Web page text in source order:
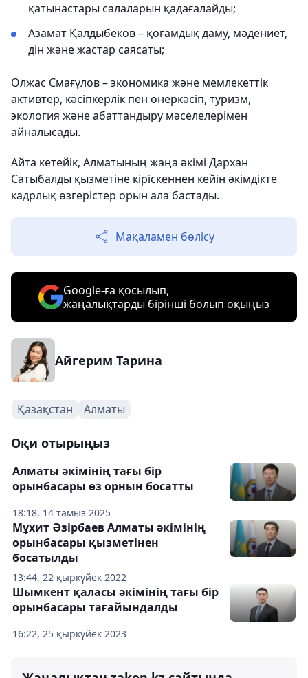
қатынастары салаларын қадағалайды;
Азамат Қалдыбеков – қоғамдық даму, мәдениет,
дін және жастар саясаты;
Олжас Смағұлов – экономика және мемлекеттік
активтер, кәсіпкерлік пен өнеркәсіп, туризм,
экология және абаттандыру мәселелерімен
айналысады.
Айта кетейік, Алматының жаңа әкімі Дархан
Сатыбалды қызметіне кіріскеннен кейін әкімдікте
кадрлық өзгерістер орын ала бастады.
Мақаламен бөлісу
Google-ға қосылып,
жаңалықтарды бірінші болып оқыңыз
Айгерим Тарина
Қазақстан Алматы
Оқи отырыңыз
18:18, 14 тамыз 2025
Алматы әкімінің тағы бір
орынбасары өз орнын босатты
13:44, 22 қыркүйек 2022
Мұхит Әзірбаев Алматы әкімінің
орынбасары қызметінен
босатылды
16:22, 25 қыркүйек 2023
Шымкент қаласы әкімінің тағы бір
орынбасары тағайындалды